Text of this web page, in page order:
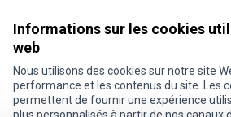
Informations sur les cookies
web
Nous utilisons des cookies sur notre site
performance et les contenus du site. Les
permettent de fournir une expérience
Conditions d'utilisation
Paramètres des cookies
Je participe ! sur X
Je participe ! sur Facebook
Je participe ! sur Instagram